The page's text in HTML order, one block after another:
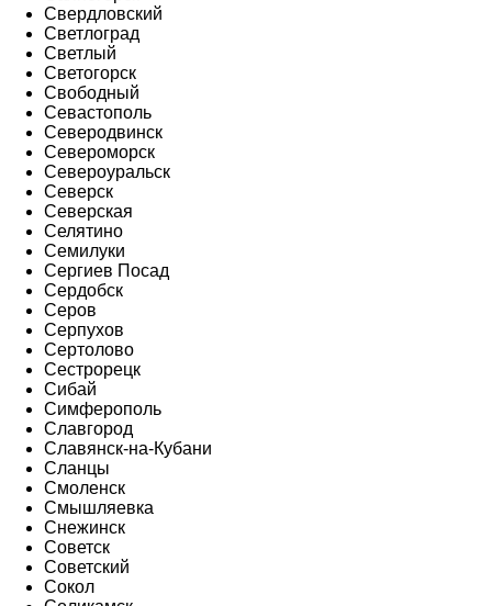
Свердловский
Светлоград
Светлый
Светогорск
Свободный
Севастополь
Северодвинск
Североморск
Североуральск
Северск
Северская
Селятино
Семилуки
Сергиев Посад
Сердобск
Серов
Серпухов
Сертолово
Сестрорецк
Сибай
Симферополь
Славгород
Славянск-на-Кубани
Сланцы
Смоленск
Смышляевка
Снежинск
Советск
Советский
Сокол